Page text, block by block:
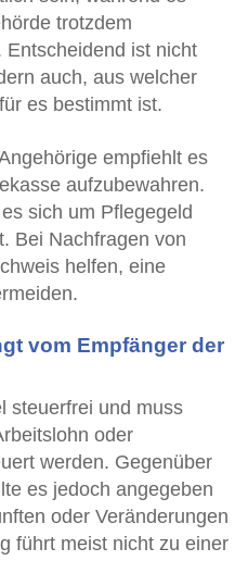
trotzdem
ist nicht
auch, aus welcher
es bestimmt ist.
empfiehlt es
aufzubewahren.
sich um Pflegegeld
Bei Nachfragen von
helfen, eine
vom Empfänger der
steuerfrei und muss
oder
werden. Gegenüber
es jedoch angegeben
oder Veränderungen
führt meist nicht zu einer